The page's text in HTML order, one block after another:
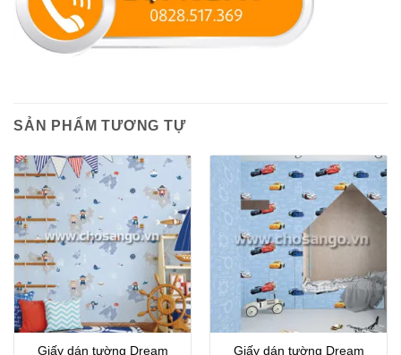
SẢN PHẨM TƯƠNG TỰ
Giấy dán tường Dream Giấy dán tường Dream